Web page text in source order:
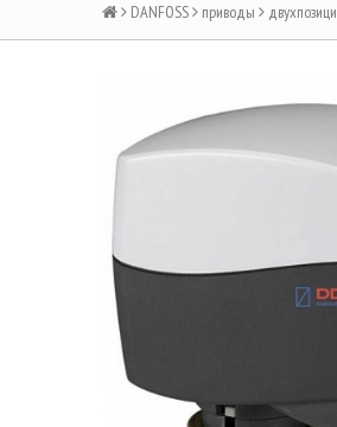
DANFOSS приводы